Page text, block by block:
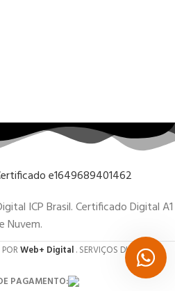
ICP Brasil. Certificado Digital A1
Nuvem.
Web+ Digital. SERVIÇOS DIGITAIS.
PAGAMENTO: